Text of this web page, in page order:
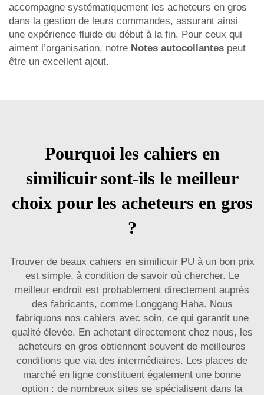
accompagne systématiquement les acheteurs en gros
dans la gestion de leurs commandes, assurant ainsi
une expérience fluide du début à la fin. Pour ceux qui
aiment l’organisation, notre Notes autocollantes peut
être un excellent ajout.
Pourquoi les cahiers en
similicuir sont-ils le meilleur
choix pour les acheteurs en gros
?
Trouver de beaux cahiers en similicuir PU à un bon prix
est simple, à condition de savoir où chercher. Le
meilleur endroit est probablement directement auprès
des fabricants, comme Longgang Haha. Nous
fabriquons nos cahiers avec soin, ce qui garantit une
qualité élevée. En achetant directement chez nous, les
acheteurs en gros obtiennent souvent de meilleures
conditions que via des intermédiaires. Les places de
marché en ligne constituent également une bonne
option : de nombreux sites se spécialisent dans la